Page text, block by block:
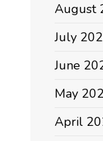
August
July
June
May
April